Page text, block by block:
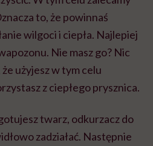
to, że powinnaś
wilgoci i ciepła. Najlepiej
Nie masz go? Nic
użyjesz w tym celu
z ciepłego prysznica.
twarz, odkurzacz do
zadziałać. Następnie